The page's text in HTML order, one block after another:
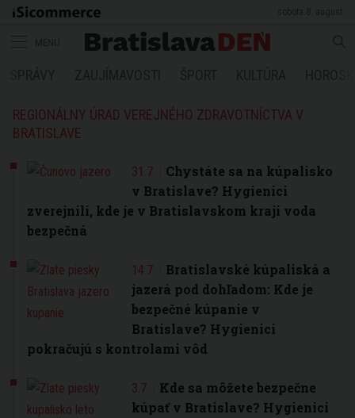
REGIONÁLNY ÚRAD VEREJNÉHO ZDRAVOTNÍCTVA V
BRATISLAVE
31.7.
Chystáte sa na kúpalisko
v Bratislave? Hygienici
zverejnili, kde je v Bratislavskom kraji voda
bezpečná
14.7.
Bratislavské kúpaliská a
jazerá pod dohľadom: Kde je
bezpečné kúpanie v
Bratislave? Hygienici
pokračujú s kontrolami vôd
3.7.
Kde sa môžete bezpečne
kúpať v Bratislave? Hygienici